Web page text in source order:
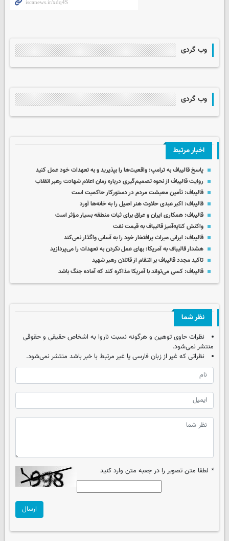
وب گردی
وب گردی
اخبار مرتبط
پاسخ قالیباف به ترامپ: واقعیت‌ها را بپذیرید و به تعهدات خود عمل کنید
روایت قالیباف از نحوه تصمیم‌گیری درباره زمان اعلام شهادت رهبر انقلاب
قالیباف: تأمین معیشت مردم در دستورکار حاکمیت است
قالیباف: اکبر عبدی حلاوت هنر اصیل را به خانه‌ها آورد
قالیباف: همکاری‌ ایران و عراق برای ثبات منطقه بسیار مؤثر است
واکنش کنایه‌آمیز قالیباف به قیمت نفت
قالیباف: ایرانی میراث پرافتخار خود را به آسانی واگذار نمی‌کند
هشدار قالیباف به آمریکا: بهای عمل نکردن به تعهدات را می‌پردازید
تاکید مجدد قالیباف بر انتقام از قاتلان رهبر شهید
قالیباف: کسی می‌تواند با آمریکا مذاکره کند که آماده جنگ باشد
نظر شما
نظرات حاوی توهین و هرگونه نسبت ناروا به اشخاص حقیقی و حقوقی
منتشر نمی‌شود.
نظراتی که غیر از زبان فارسی یا غیر مرتبط با خبر باشد منتشر نمی‌شود.
* لطفا متن تصویر را در جعبه متن وارد کنید
ارسال